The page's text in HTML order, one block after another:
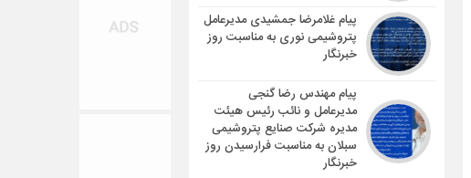
پیام غلامرضا جمشیدی مدیرعامل
پتروشیمی نوری به مناسبت روز
خبرنگار
پیام مهندس رضا گنجی
مدیرعامل و نائب رئیس هیئت
مدیره شرکت صنایع پتروشیمی
سبلان به مناسبت فرارسیدن روز
خبرنگار